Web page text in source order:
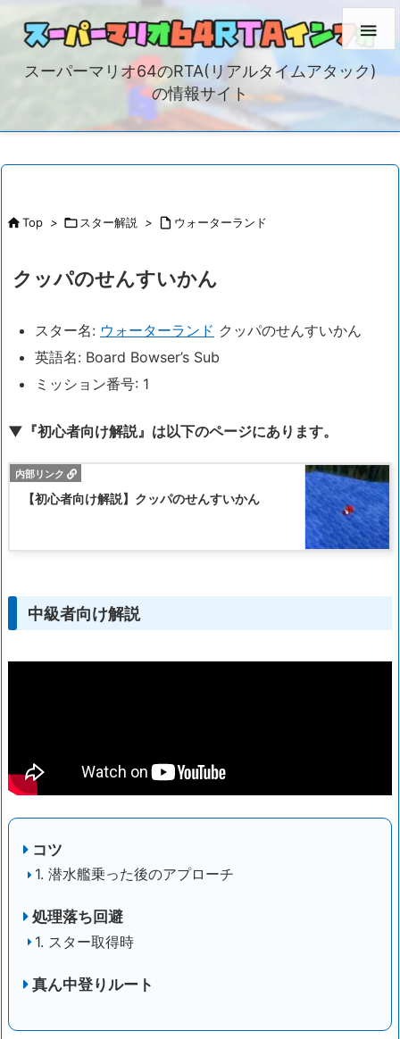
スーパーマリオ64のRTA(リアルタイムアタック)
の情報サイト

Top > スター解説 >  ウォーターランド
クッパのせんすいかん
スター名: ウォーターランド クッパのせんすいかん
英語名: Board Bowser’s Sub
ミッション番号: 1
▼『初心者向け解説』は以下のページにあります。
【初心者向け解説】クッパのせんすいかん
中級者向け解説
コツ
1. 潜水艦乗った後のアプローチ
処理落ち回避
1. スター取得時
真ん中登りルート